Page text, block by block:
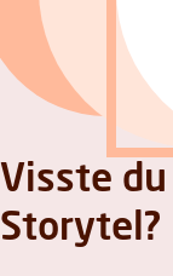
Visste
Storytel?